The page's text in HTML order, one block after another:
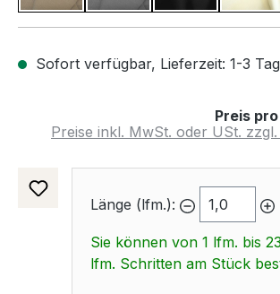
Sofort verfügbar, Lieferzeit: 1-3
Preis
Preise inkl. MwSt. oder USt.
Länge (lfm.):
Sie können von 1 lfm. bis
lfm. Schritten am Stück